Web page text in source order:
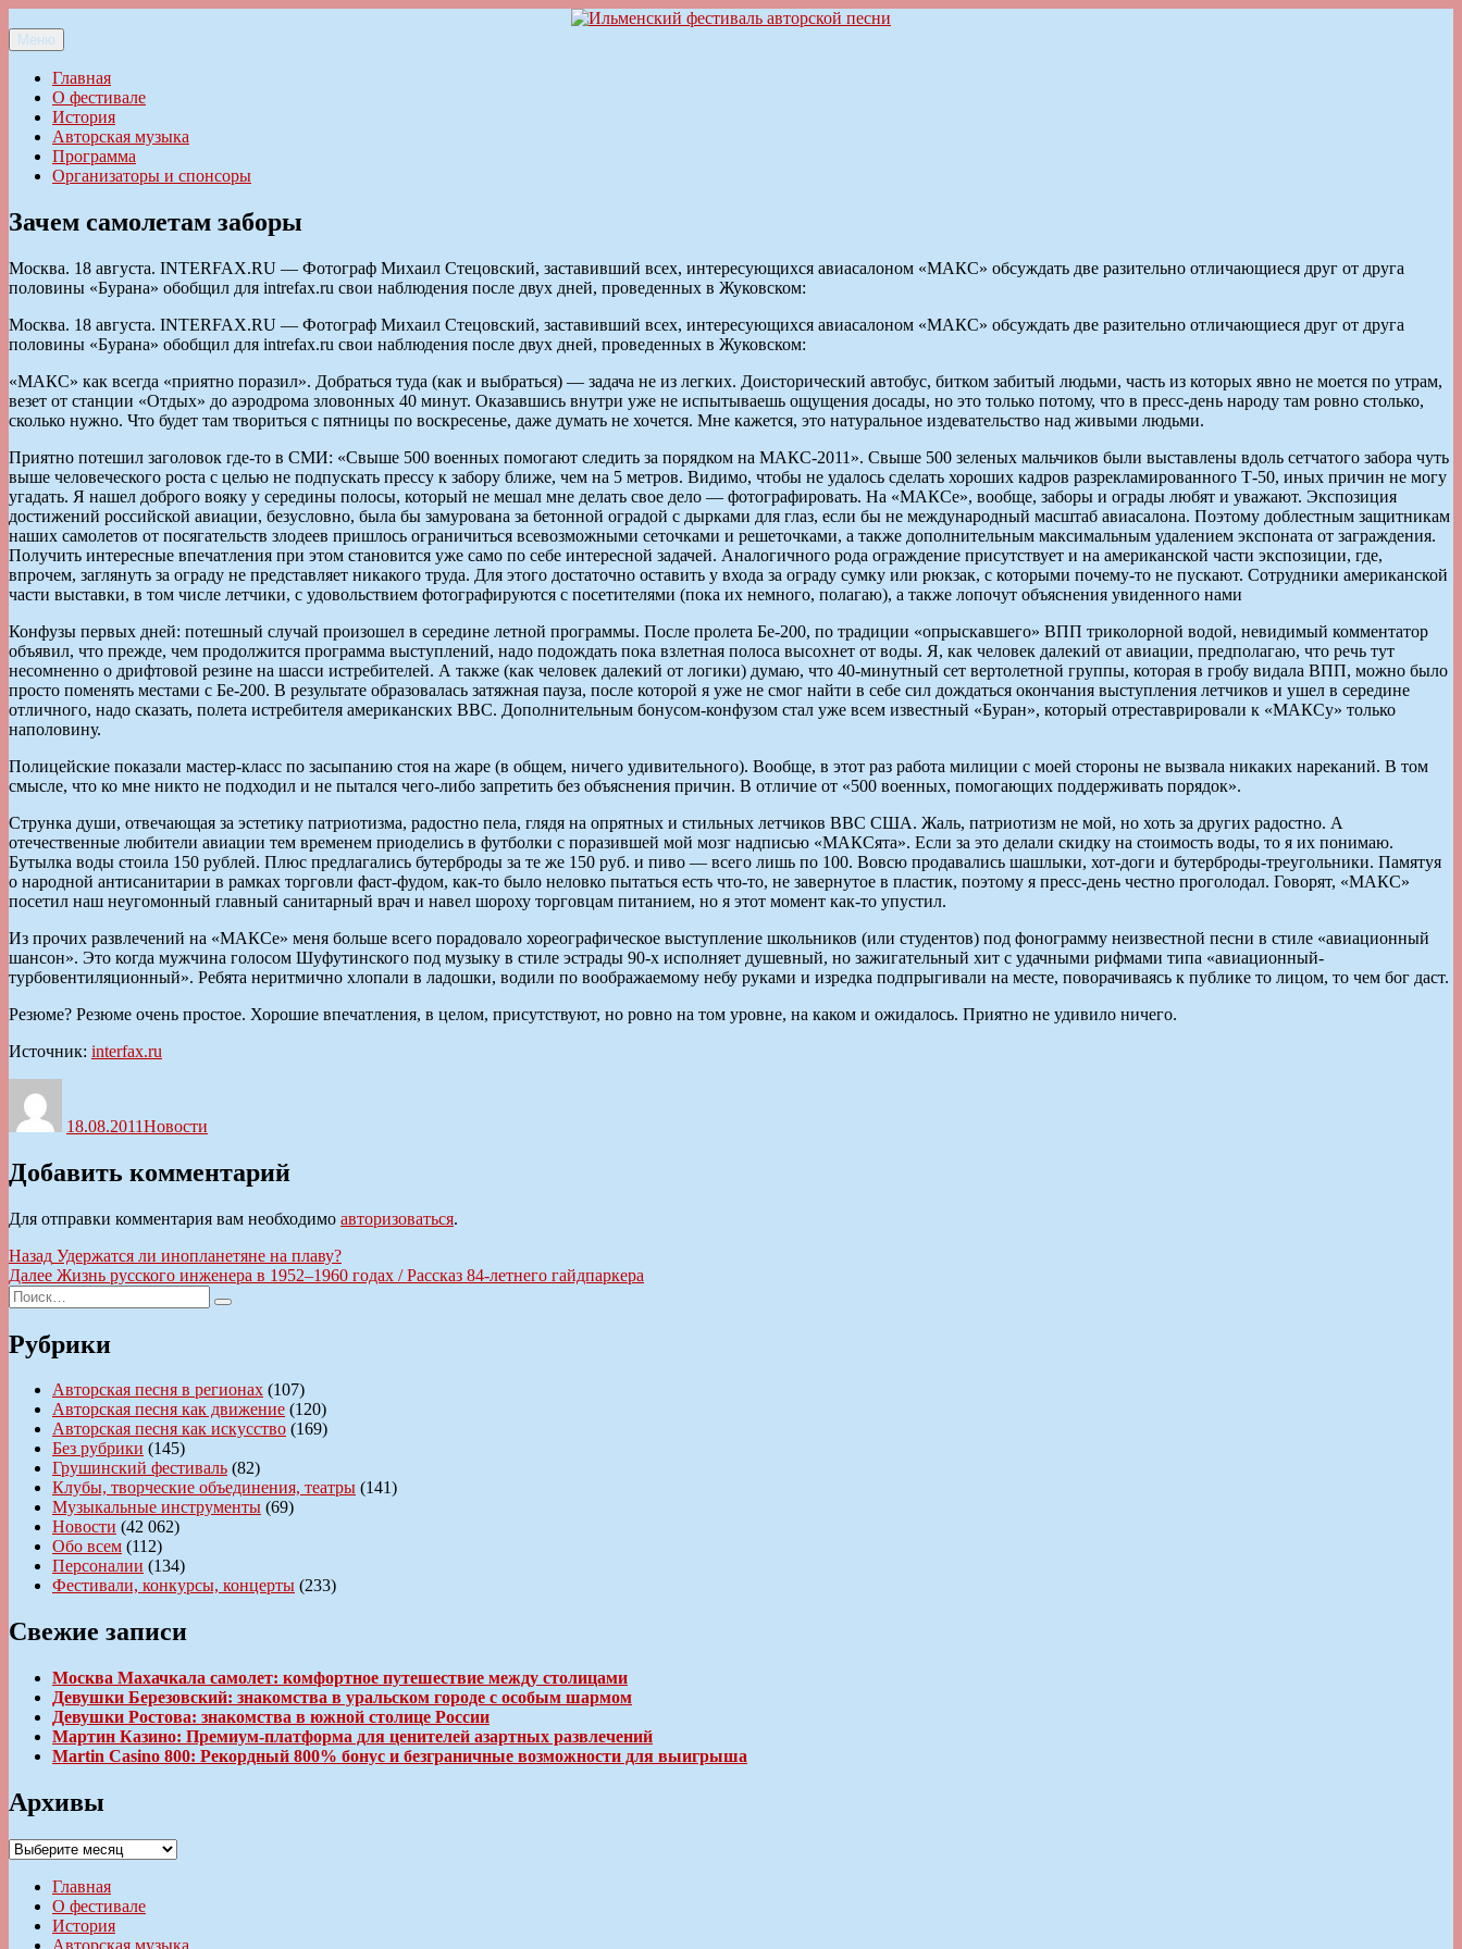
к
содержимому
Ильменский фестиваль авторской песни
Меню
Главная
О фестивале
История
Авторская музыка
Программа
Организаторы и спонсоры
Зачем самолетам заборы
Москва. 18 августа. INTERFAX.RU — Фотограф Михаил Стецовский, заставивший всех, интересующихся авиасалоном «МАКС» обсуждать две разительно отличающиеся друг от друга
половины «Бурана» обобщил для intrefax.ru свои наблюдения после двух дней, проведенных в Жуковском:
Москва. 18 августа. INTERFAX.RU — Фотограф Михаил Стецовский, заставивший всех, интересующихся авиасалоном «МАКС» обсуждать две разительно отличающиеся друг от друга
половины «Бурана» обобщил для intrefax.ru свои наблюдения после двух дней, проведенных в Жуковском:
«МАКС» как всегда «приятно поразил». Добраться туда (как и выбраться) — задача не из легких. Доисторический автобус, битком забитый людьми, часть из которых явно не моется по утрам,
везет от станции «Отдых» до аэродрома зловонных 40 минут. Оказавшись внутри уже не испытываешь ощущения досады, но это только потому, что в пресс-день народу там ровно столько,
сколько нужно. Что будет там твориться с пятницы по воскресенье, даже думать не хочется. Мне кажется, это натуральное издевательство над живыми людьми.
Приятно потешил заголовок где-то в СМИ: «Свыше 500 военных помогают следить за порядком на МАКС-2011». Свыше 500 зеленых мальчиков были выставлены вдоль сетчатого забора чуть
выше человеческого роста с целью не подпускать прессу к забору ближе, чем на 5 метров. Видимо, чтобы не удалось сделать хороших кадров разрекламированного Т-50, иных причин не могу
угадать. Я нашел доброго вояку у середины полосы, который не мешал мне делать свое дело — фотографировать. На «МАКСе», вообще, заборы и ограды любят и уважают. Экспозиция
достижений российской авиации, безусловно, была бы замурована за бетонной оградой с дырками для глаз, если бы не международный масштаб авиасалона. Поэтому доблестным защитникам
наших самолетов от посягательств злодеев пришлось ограничиться всевозможными сеточками и решеточками, а также дополнительным максимальным удалением экспоната от заграждения.
Получить интересные впечатления при этом становится уже само по себе интересной задачей. Аналогичного рода ограждение присутствует и на американской части экспозиции, где,
впрочем, заглянуть за ограду не представляет никакого труда. Для этого достаточно оставить у входа за ограду сумку или рюкзак, с которыми почему-то не пускают. Сотрудники американской
части выставки, в том числе летчики, с удовольствием фотографируются с посетителями (пока их немного, полагаю), а также лопочут объяснения увиденного нами
Конфузы первых дней: потешный случай произошел в середине летной программы. После пролета Бе-200, по традиции «опрыскавшего» ВПП триколорной водой, невидимый комментатор
объявил, что прежде, чем продолжится программа выступлений, надо подождать пока взлетная полоса высохнет от воды. Я, как человек далекий от авиации, предполагаю, что речь тут
несомненно о дрифтовой резине на шасси истребителей. А также (как человек далекий от логики) думаю, что 40-минутный сет вертолетной группы, которая в гробу видала ВПП, можно было
просто поменять местами с Бе-200. В результате образовалась затяжная пауза, после которой я уже не смог найти в себе сил дождаться окончания выступления летчиков и ушел в середине
отличного, надо сказать, полета истребителя американских ВВС. Дополнительным бонусом-конфузом стал уже всем известный «Буран», который отреставрировали к «МАКСу» только
наполовину.
Полицейские показали мастер-класс по засыпанию стоя на жаре (в общем, ничего удивительного). Вообще, в этот раз работа милиции с моей стороны не вызвала никаких нареканий. В том
смысле, что ко мне никто не подходил и не пытался чего-либо запретить без объяснения причин. В отличие от «500 военных, помогающих поддерживать порядок».
Струнка души, отвечающая за эстетику патриотизма, радостно пела, глядя на опрятных и стильных летчиков ВВС США. Жаль, патриотизм не мой, но хоть за других радостно. А
отечественные любители авиации тем временем приоделись в футболки с поразившей мой мозг надписью «МАКСята». Если за это делали скидку на стоимость воды, то я их понимаю.
Бутылка воды стоила 150 рублей. Плюс предлагались бутерброды за те же 150 руб. и пиво — всего лишь по 100. Вовсю продавались шашлыки, хот-доги и бутерброды-треугольники. Памятуя
о народной антисанитарии в рамках торговли фаст-фудом, как-то было неловко пытаться есть что-то, не завернутое в пластик, поэтому я пресс-день честно проголодал. Говорят, «МАКС»
посетил наш неугомонный главный санитарный врач и навел шороху торговцам питанием, но я этот момент как-то упустил.
Из прочих развлечений на «МАКСе» меня больше всего порадовало хореографическое выступление школьников (или студентов) под фонограмму неизвестной песни в стиле «авиационный
шансон». Это когда мужчина голосом Шуфутинского под музыку в стиле эстрады 90-х исполняет душевный, но зажигательный хит с удачными рифмами типа «авиационный-
турбовентиляционный». Ребята неритмично хлопали в ладошки, водили по воображаемому небу руками и изредка подпрыгивали на месте, поворачиваясь к публике то лицом, то чем бог даст.
Резюме? Резюме очень простое. Хорошие впечатления, в целом, присутствуют, но ровно на том уровне, на каком и ожидалось. Приятно не удивило ничего.
Источник: interfax.ru
18.08.2011Новости
Добавить комментарий
Для отправки комментария вам необходимо авторизоваться.
Навигация
по
записям
Назад Предыдущая
запись:
Удержатся ли инопланетяне на плаву?
Далее Следующая
Жизнь русского инженера в 1952–1960 годах / Рассказ 84-летнего гайдпаркера
Искать:
Поиск
Рубрики
Авторская песня в регионах (107)
Авторская песня как движение (120)
Авторская песня как искусство (169)
Без рубрики (145)
Грушинский фестиваль (82)
Клубы, творческие объединения, театры (141)
Музыкальные инструменты (69)
Новости (42 062)
Обо всем (112)
Персоналии (134)
Фестивали, конкурсы, концерты (233)
Свежие записи
Москва Махачкала самолет: комфортное путешествие между столицами
Девушки Березовский: знакомства в уральском городе с особым шармом
Девушки Ростова: знакомства в южной столице России
Мартин Казино: Премиум-платформа для ценителей азартных развлечений
Martin Casino 800: Рекордный 800% бонус и безграничные возможности для выигрыша
Архивы
Архивы
Главная
О фестивале
История
Авторская музыка